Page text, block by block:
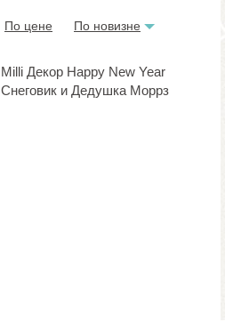
По цене По новизне
Milli Декор Happy New Year
Снеговик и Дедушка Моррз